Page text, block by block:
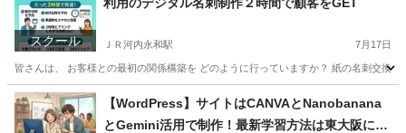
スクール ＪＲ河内永和駅 7月17日
皆さんは、 お客様との最初の関係構築を どのように行っていますか？ 紙の名刺交換
大阪 東大阪市 ＪＲ河内永和駅 ホームページ作成
【WordPress】サイトはCANVAとNanobanana
とGemini活用で制作！最新学習方法は東大阪に